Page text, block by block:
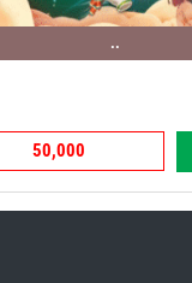
..
50,000